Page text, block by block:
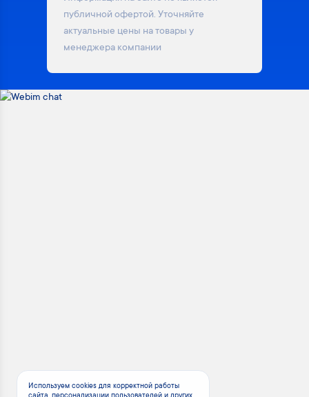
публичной офертой. Уточняйте
актуальные цены на товары у
менеджера компании
Используем cookies для корректной работы